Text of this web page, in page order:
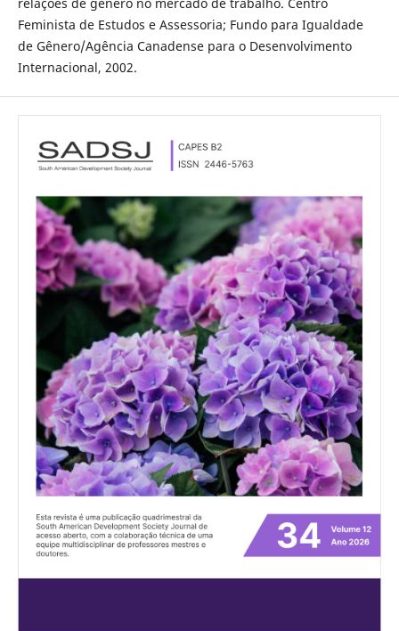
Feminista de Estudos e Assessoria; Fundo para Igualdade
de Gênero/Agência Canadense para o Desenvolvimento
Internacional, 2002.